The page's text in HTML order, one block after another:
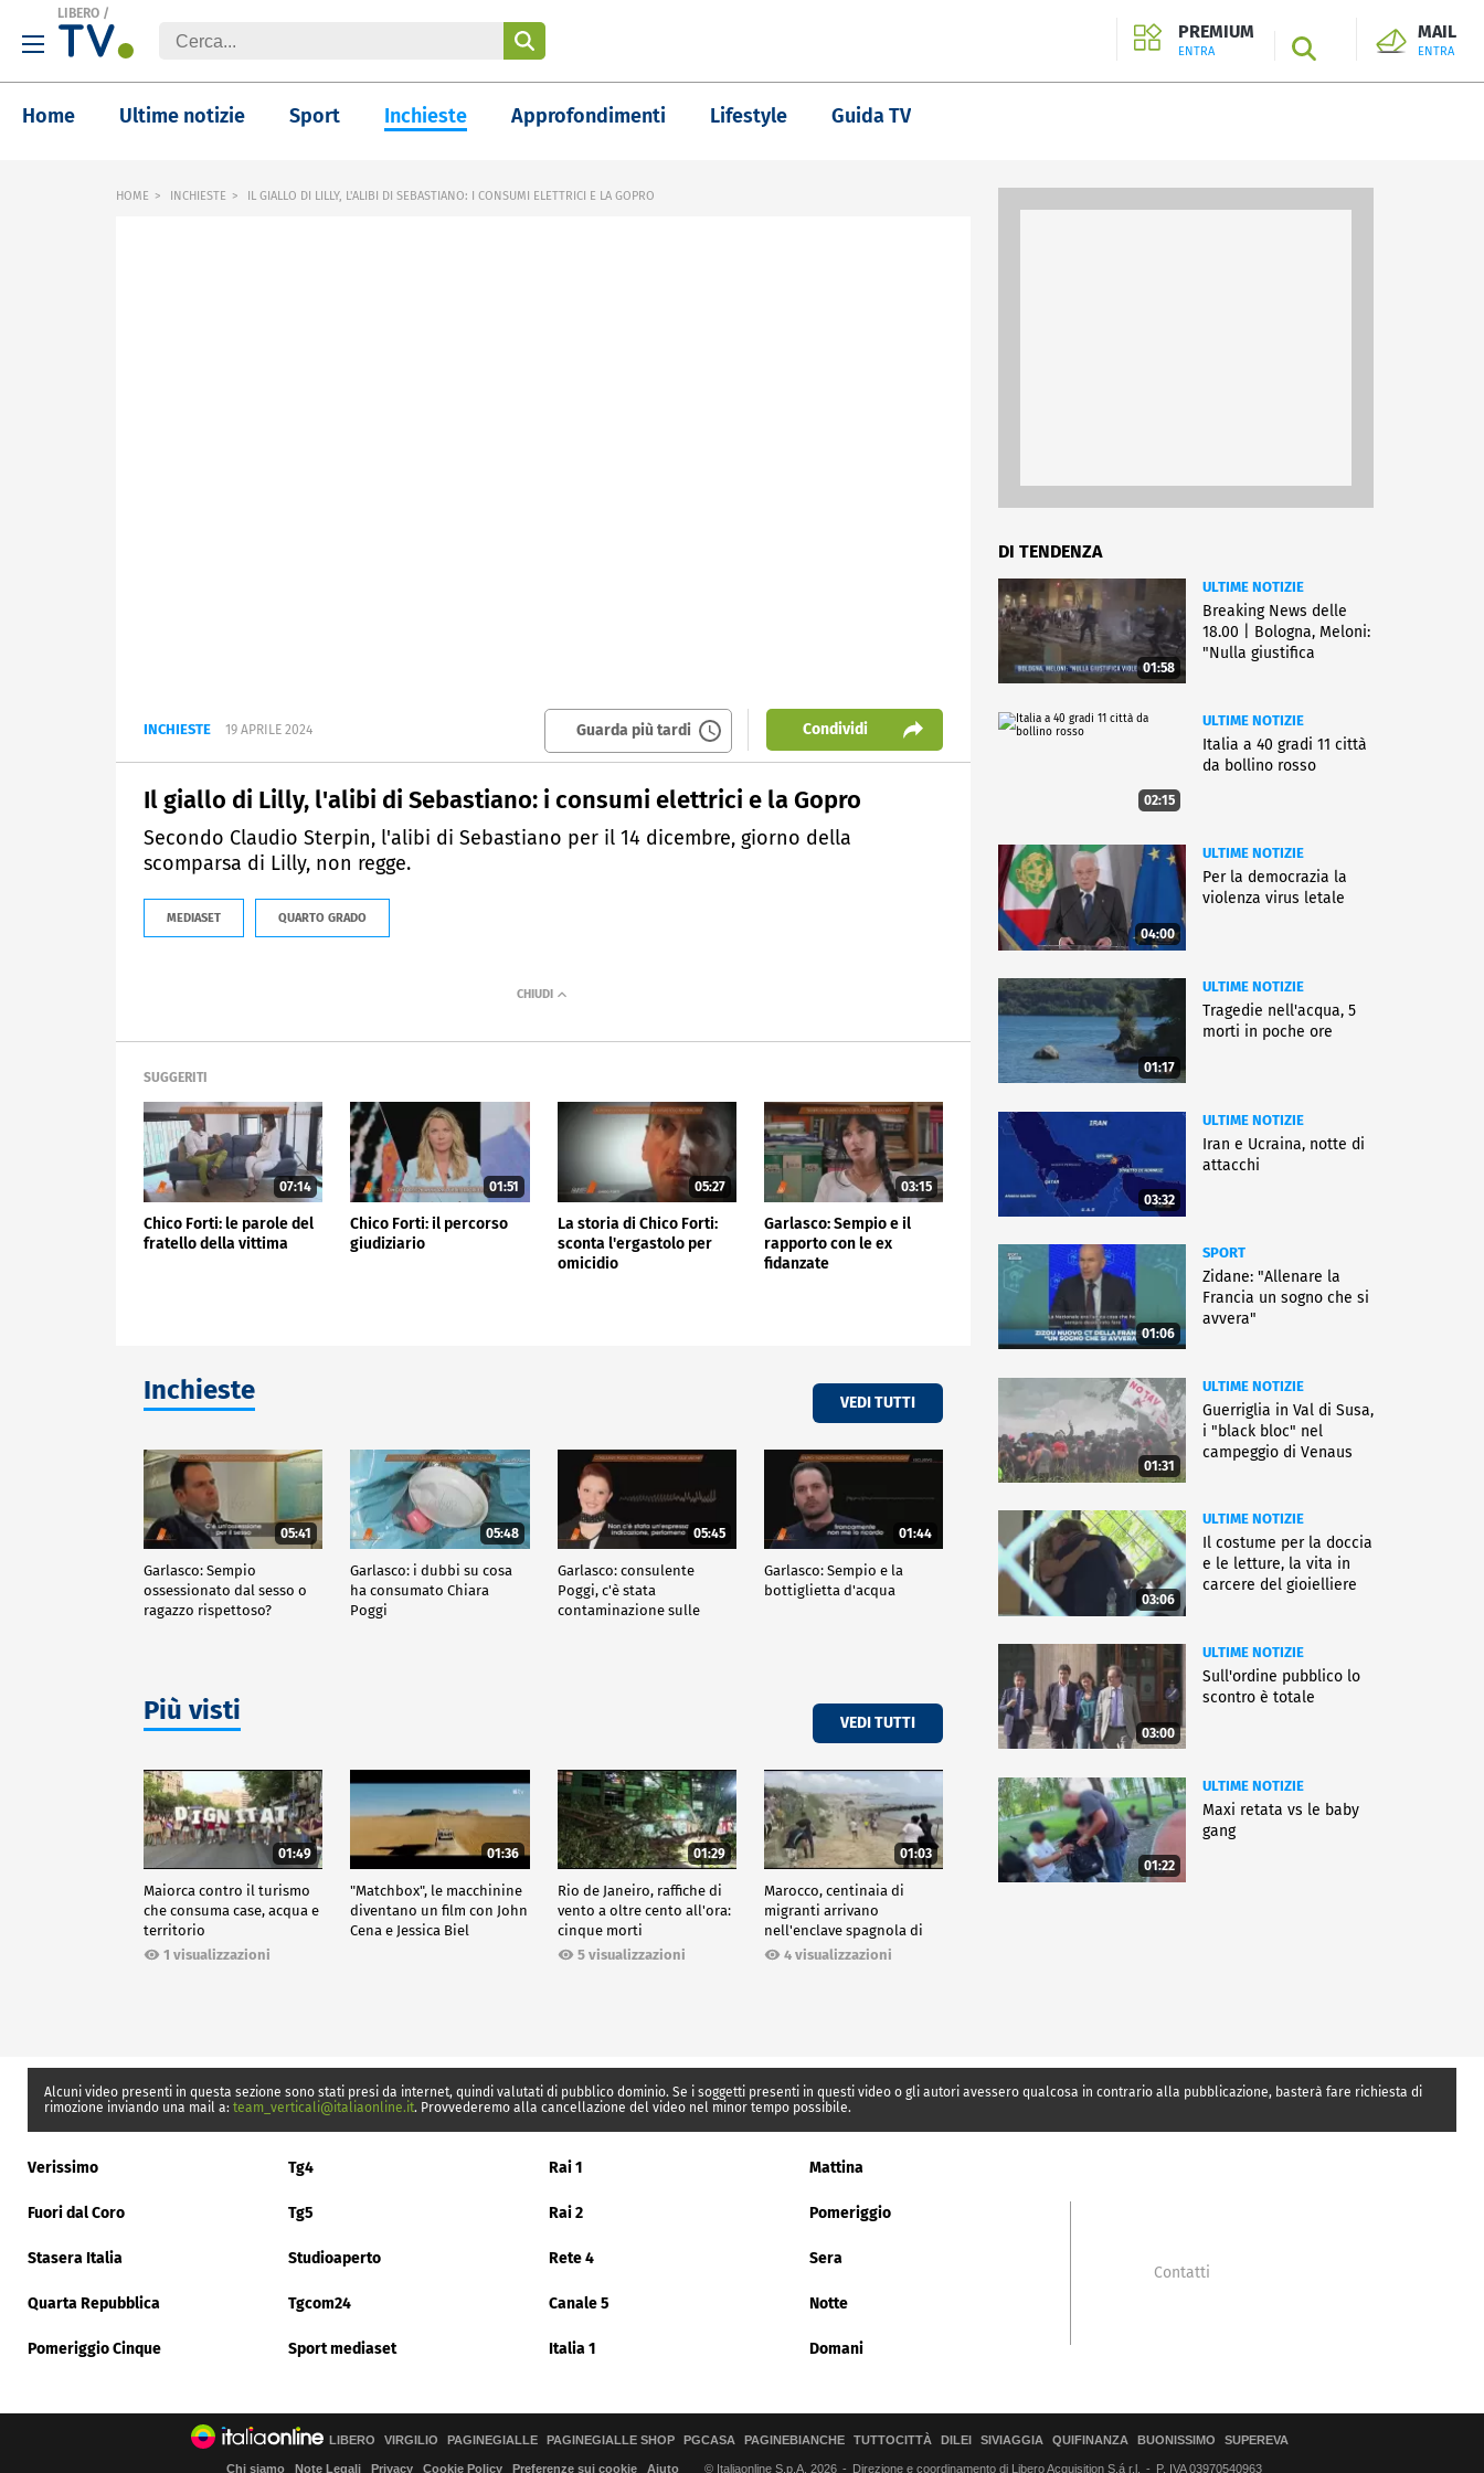
LIBERO /
PREMIUM
ENTRA SEARCH
MAIL
ENTRA
Home Ultime notizie Sport Inchieste Approfondimenti Lifestyle Guida TV
HOME INCHIESTE IL GIALLO DI LILLY, L'ALIBI DI SEBASTIANO: I CONSUMI ELETTRICI E LA GOPRO
INCHIESTE 19 APRILE 2024 Guarda più tardi Condividi
Il giallo di Lilly, l'alibi di Sebastiano: i consumi elettrici e la Gopro
Secondo Claudio Sterpin, l'alibi di Sebastiano per il 14 dicembre, giorno della
scomparsa di Lilly, non regge.
MEDIASET QUARTO GRADO
SUGGERITI
07:14
Chico Forti: le parole del
fratello della vittima
01:51
Chico Forti: il percorso
giudiziario
05:27
La storia di Chico Forti:
sconta l'ergastolo per
omicidio
03:15
Garlasco: Sempio e il
rapporto con le ex
fidanzate
Inchieste VEDI TUTTI
05:41
Garlasco: Sempio
ossessionato dal sesso o
ragazzo rispettoso?
05:48
Garlasco: i dubbi su cosa
ha consumato Chiara
Poggi
05:45
Garlasco: consulente
Poggi, c'è stata
contaminazione sulle
01:44
Garlasco: Sempio e la
bottiglietta d'acqua
Più visti VEDI TUTTI
01:49
Maiorca contro il turismo
che consuma case, acqua e
territorio
1 visualizzazioni
01:36
"Matchbox", le macchinine
diventano un film con John
Cena e Jessica Biel
01:29
Rio de Janeiro, raffiche di
vento a oltre cento all'ora:
cinque morti
5 visualizzazioni
01:03
Marocco, centinaia di
migranti arrivano
nell'enclave spagnola di
Ceuta4 visualizzazioni
DI TENDENZA
01:58
ULTIME NOTIZIE
Breaking News delle
18.00 | Bologna, Meloni:
"Nulla giustifica
02:15
ULTIME NOTIZIE
Italia a 40 gradi 11 città
da bollino rosso
04:00
ULTIME NOTIZIE
Per la democrazia la
violenza virus letale
01:17
ULTIME NOTIZIE
Tragedie nell'acqua, 5
morti in poche ore
03:32
ULTIME NOTIZIE
Iran e Ucraina, notte di
attacchi
01:06
SPORT
Zidane: "Allenare la
Francia un sogno che si
avvera"
01:31
ULTIME NOTIZIE
Guerriglia in Val di Susa,
i "black bloc" nel
campeggio di Venaus
03:06
ULTIME NOTIZIE
Il costume per la doccia
e le letture, la vita in
carcere del gioielliere
03:00
ULTIME NOTIZIE
Sull'ordine pubblico lo
scontro è totale
01:22
ULTIME NOTIZIE
Maxi retata vs le baby
gang
Alcuni video presenti in questa sezione sono stati presi da internet, quindi valutati di pubblico dominio. Se i soggetti presenti in questi video o gli autori avessero qualcosa in contrario alla pubblicazione, basterà fare richiesta di
rimozione inviando una mail a: team_verticali@italiaonline.it. Provvederemo alla cancellazione del video nel minor tempo possibile.
Verissimo Tg4 Rai 1 Mattina
Fuori dal Coro Tg5 Rai 2 Pomeriggio
Stasera Italia Studioaperto Rete 4 Sera
Quarta Repubblica Tgcom24 Canale 5 Notte
Pomeriggio Cinque Sport mediaset Italia 1 Domani
Contatti
LIBERO VIRGILIO PAGINEGIALLE PAGINEGIALLE SHOP PGCASA PAGINEBIANCHE TUTTOCITTÀ DILEI SIVIAGGIA QUIFINANZA BUONISSIMO SUPEREVA
Chi siamo Note Legali Privacy Cookie Policy Preferenze sui cookie Aiuto © Italiaonline S.p.A. 2026 Direzione e coordinamento di Libero Acquisition S.á r.l. P. IVA 03970540963